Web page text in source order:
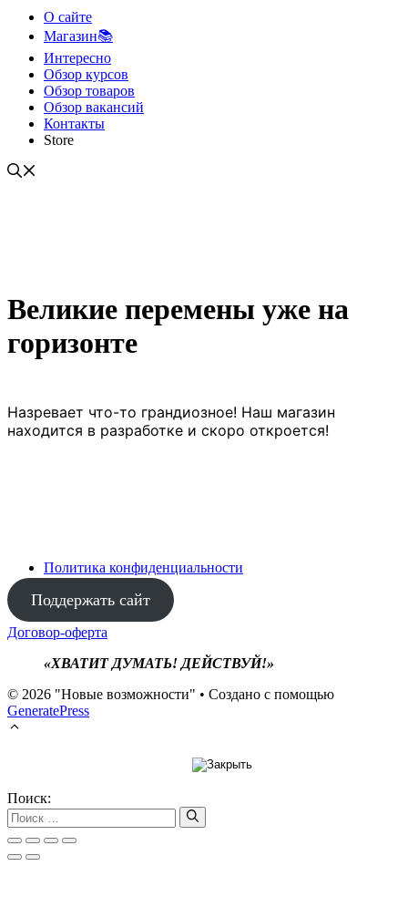
О сайте
Магазин📚
Интересно
Обзор курсов
Обзор товаров
Обзор вакансий
Контакты
Store
Великие перемены уже на
горизонте
Назревает что-то грандиозное! Наш магазин
находится в разработке и скоро откроется!
Политика конфиденциальности
Поддержать сайт
Договор-оферта
«ХВАТИТ ДУМАТЬ! ДЕЙСТВУЙ!»
© 2026 "Новые возможности" • Создано с помощью
GeneratePress
Поиск: